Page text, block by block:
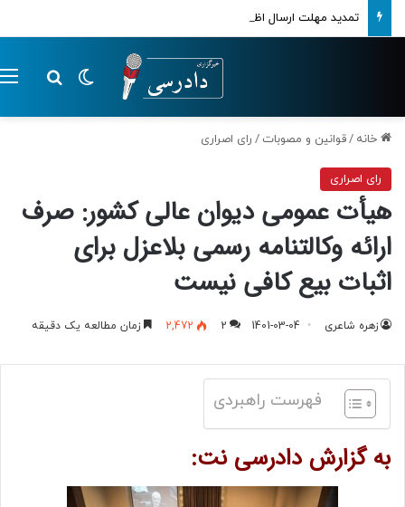
تمدید مهلت ارسال اظهارنامه‌های مالیاتی تا پایان تابستان 1405
تغییر پوسته
خانه /قوانین و مصوبات / رای اصراری
رای اصراری
هیأت عمومی دیوان عالی کشور: صرف
ارائه وکالتنامه رسمی بلاعزل برای
اثبات بیع کافی نیست
زهره شاعری 1401-03-04
2
2,472 زمان مطالعه یک دقیقه
فهرست راهبردی
به گزارش دادرسی نت: